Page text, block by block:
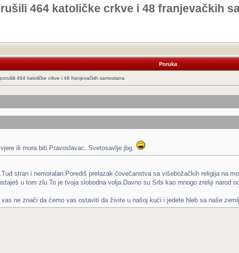
464 katoličke crkve i 48 franjevačkih
Poruka
464 katoličke crkve i 48 franjevačkih samostana
ili mora biti Pravoslavac. Svetosavlje jbg.
stran i nemoralan.Porediš prelazak čovečanstva sa višebožačkih religija na
u tom zlu.To je tvoja slobodna volja.Davno su Srbi kao mnogo zreliji narod
ne znači da ćemo vas ostaviti da živite u našoj kući i jedete hleb sa naše